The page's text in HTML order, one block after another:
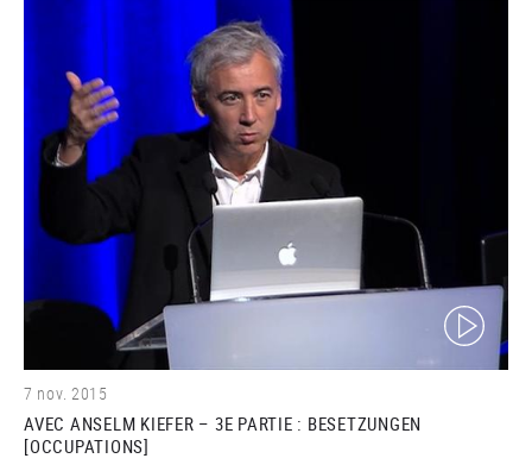
(video)
7 nov. 2015
AVEC ANSELM KIEFER – 3E PARTIE : BESETZUNGEN
[OCCUPATIONS]